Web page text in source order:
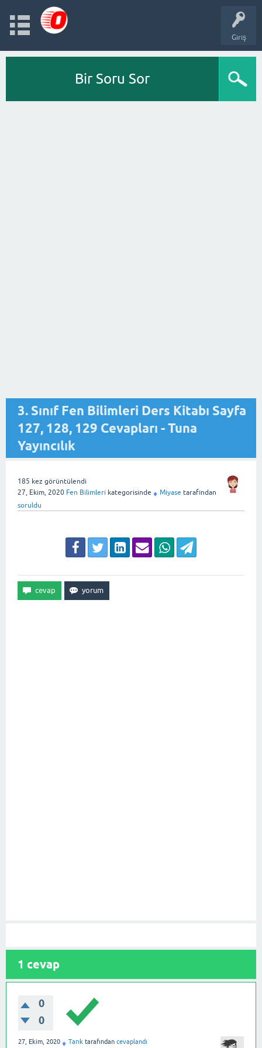
Giriş
Bir Soru Sor
3. Sınıf Fen Bilimleri Ders Kitabı Sayfa
127, 128, 129 Cevapları - Tuna
Yayıncılık
185 kez görüntülendi
27, Ekim, 2020 Fen Bilimleri kategorisinde ♦ Miyase tarafından
soruldu
1 cevap
0
0
27, Ekim, 2020 ♦ Tarık tarafından cevaplandı